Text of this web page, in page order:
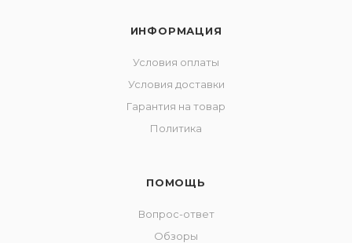
ИНФОРМАЦИЯ
Условия оплаты
Условия доставки
Гарантия на товар
Политика
ПОМОЩЬ
Вопрос-ответ
Обзоры